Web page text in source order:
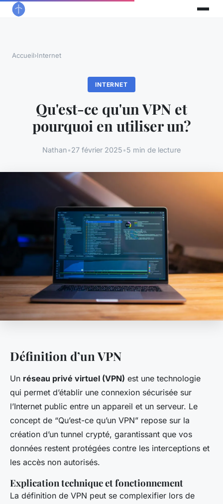
Accueil›Internet
INTERNET
Qu'est-ce qu'un VPN et
pourquoi en utiliser un?
Nathan•27 février 2025•5 min de lecture
Définition d’un VPN
Un réseau privé virtuel (VPN) est une technologie
qui permet d’établir une connexion sécurisée sur
l’Internet public entre un appareil et un serveur. Le
concept de “Qu’est-ce qu’un VPN” repose sur la
création d’un tunnel crypté, garantissant que vos
données restent protégées contre les interceptions et
les accès non autorisés.
Explication technique et fonctionnement
La définition de VPN peut se complexifier lors de